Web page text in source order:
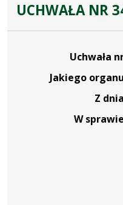
UCHWAŁA NR
Uchwała
Jakiego
Z
W